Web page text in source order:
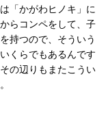
「かがわヒノキ」に
らコンペをして、子
持つので、そういう
くらでもあるんです
の辺りもまたこうい